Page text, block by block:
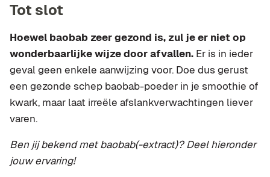
Tot slot
Hoewel baobab zeer gezond is, zul je er niet op
wonderbaarlijke wijze door afvallen. Er is in ieder
geval geen enkele aanwijzing voor. Doe dus gerust
een gezonde schep baobab-poeder in je smoothie of
kwark, maar laat irreële afslankverwachtingen liever
varen.
Ben jij bekend met baobab(-extract)? Deel hieronder
jouw ervaring!